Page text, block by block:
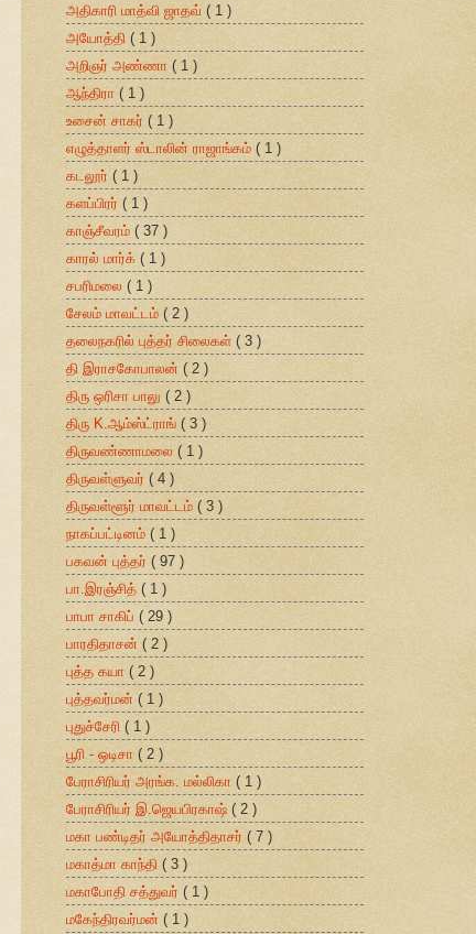
அதிகாரி மாத்வி ஜாதவ் ( 1 )
அயோத்தி ( 1 )
அறிஞர் அண்ணா ( 1 )
ஆந்திரா ( 1 )
உசைன் சாகர் ( 1 )
எழுத்தாளர் ஸ்டாலின் ராஜாங்கம் ( 1 )
கடலூர் ( 1 )
களப்பிரர் ( 1 )
காஞ்சீவரம் ( 37 )
காரல் மார்க் ( 1 )
சபரிமலை ( 1 )
சேலம் மாவட்டம் ( 2 )
தலைநகரில் புத்தர் சிலைகள் ( 3 )
தி இராசகோபாலன் ( 2 )
திரு ஒரிசா பாலு ( 2 )
திரு K.ஆம்ஸ்ட்ராங் ( 3 )
திருவண்ணாமலை ( 1 )
திருவள்ளுவர் ( 4 )
திருவள்ளூர் மாவட்டம் ( 3 )
நாகப்பட்டினம் ( 1 )
பகவன் புத்தர் ( 97 )
பா.இரஞ்சித் ( 1 )
பாபா சாகிப் ( 29 )
பாரதிதாசன் ( 2 )
புத்த கயா ( 2 )
புத்தவர்மன் ( 1 )
புதுச்சேரி ( 1 )
பூரி - ஒடிசா ( 2 )
பேராசிரியர் அரங்க. மல்லிகா ( 1 )
பேராசிரியர் இ.ஜெயபிரகாஷ் ( 2 )
மகா பண்டிதர் அயோத்திதாசர் ( 7 )
மகாத்மா காந்தி ( 3 )
மகாபோதி சத்துவர் ( 1 )
மகேந்திரவர்மன் ( 1 )